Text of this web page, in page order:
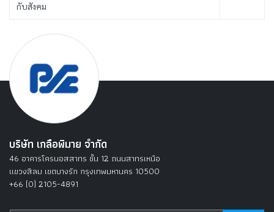
กับสังคม
บริษัท เกลือพิมาย จำกัด
46 อาคารโครนอสสาทร ชั้น 12 ถนนสาทรเหนือ
แขวงสีลม เขตบางรัก กรุงเทพมหานคร 10500
+66 (0) 2105-4891